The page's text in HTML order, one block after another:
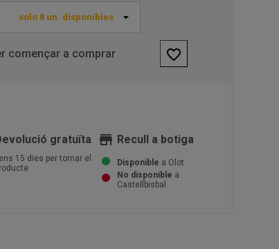
solo 8 un. disponibles
començar a comprar favorite_border
gratuïta
15 dies per tornar el
store Recull a botiga
Disponible a Olot
No disponible a
Castellbisbal